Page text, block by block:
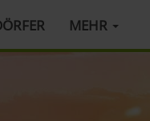
MEHR